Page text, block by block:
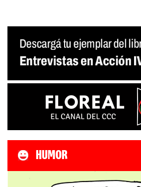
HUMOR